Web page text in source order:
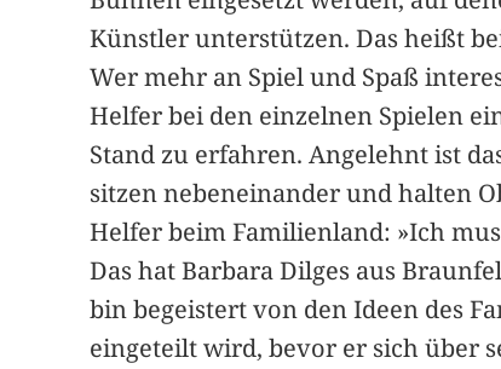
Künstler unterstützen. Das heißt
Wer mehr an Spiel und Spaß
Helfer bei den einzelnen Spielen
Stand zu erfahren. Angelehnt ist
sitzen nebeneinander und halten
Helfer beim Familienland: »Ich
Das hat Barbara Dilges aus
bin begeistert von den Ideen des
eingeteilt wird, bevor er sich über